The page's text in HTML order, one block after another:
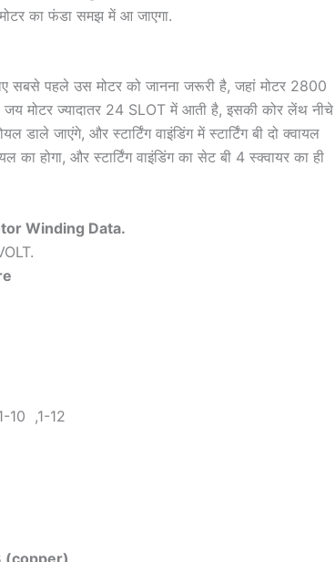
का फंडा समझ में आ जाएगा.
सबसे पहले उस मोटर को जानना जरूरी है, जहां मोटर 2800
मोटर ज्यादातर 24 SLOT में आती है, इसकी कोर लेंथ नीचे
डाले जाएंगे, और स्टार्टिंग वाइंडिंग में स्टार्टिंग बी दो क्वायल
का होगा, और स्टार्टिंग वाइंडिंग का सेट बी 4 स्क्वायर का ही
Winding Data.
,1-12
(copper)